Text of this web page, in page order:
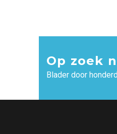
Op zoek
Blader door